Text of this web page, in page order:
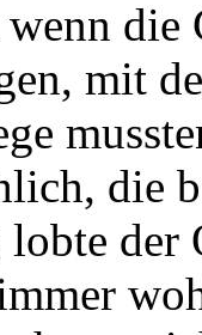
mit
die
lobte